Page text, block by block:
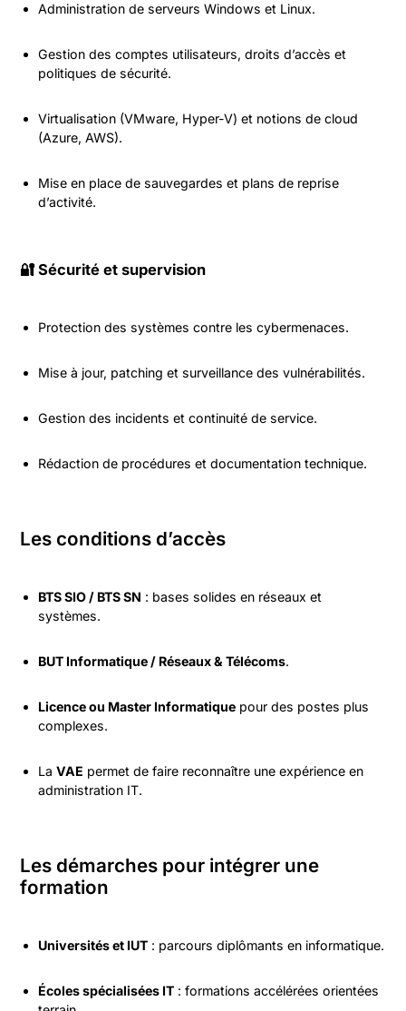
Administration de serveurs Windows et Linux.
Gestion des comptes utilisateurs, droits d’accès et
politiques de sécurité.
Virtualisation (VMware, Hyper-V) et notions de cloud
(Azure, AWS).
Mise en place de sauvegardes et plans de reprise
d’activité.
🔐 Sécurité et supervision
Protection des systèmes contre les cybermenaces.
Mise à jour, patching et surveillance des vulnérabilités.
Gestion des incidents et continuité de service.
Rédaction de procédures et documentation technique.
Les conditions d’accès
BTS SIO / BTS SN : bases solides en réseaux et
systèmes.
BUT Informatique / Réseaux & Télécoms.
Licence ou Master Informatique pour des postes plus
complexes.
LaVAE permet de faire reconnaître une expérience en
administration IT.
Les démarches pour intégrer une
formation
Universités et IUT : parcours diplômants en informatique.
Écoles spécialisées IT : formations accélérées orientées